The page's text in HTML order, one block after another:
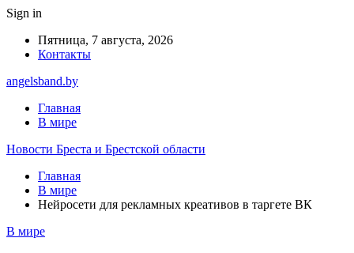
Sign in
Пятница, 7 августа, 2026
Контакты
angelsband.by
Главная
В мире
Новости Бреста и Брестской области
Главная
В мире
Нейросети для рекламных креативов в таргете ВК
В мире